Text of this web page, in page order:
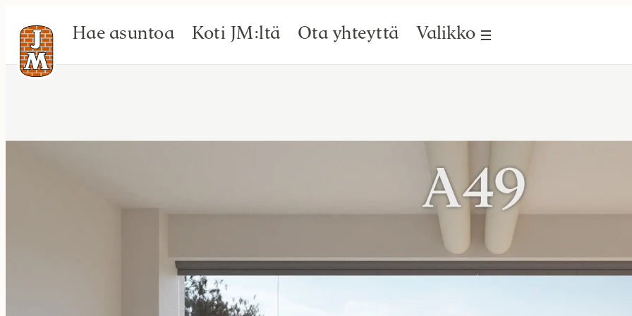
Hae asuntoa Koti JM:ltä Ota yhteyttä Valikko